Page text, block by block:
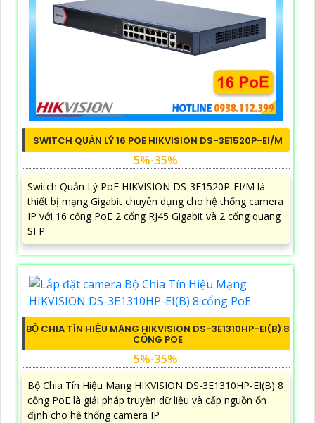
SWITCH QUẢN LÝ 16 POE HIKVISION DS-3E1520P-EI/M
5%-35%
Switch Quản Lý PoE HIKVISION DS-3E1520P-EI/M là
thiết bị mạng Gigabit chuyên dụng cho hệ thống camera
IP với 16 cổng PoE 2 cổng RJ45 Gigabit và 2 cổng quang
SFP
BỘ CHIA TÍN HIỆU MẠNG HIKVISION DS-3E1310HP-EI(B) 8
CỔNG POE
5%-35%
Bộ Chia Tín Hiệu Mạng HIKVISION DS-3E1310HP-EI(B) 8
cổng PoE là giải pháp truyền dữ liệu và cấp nguồn ổn
định cho hệ thống camera IP